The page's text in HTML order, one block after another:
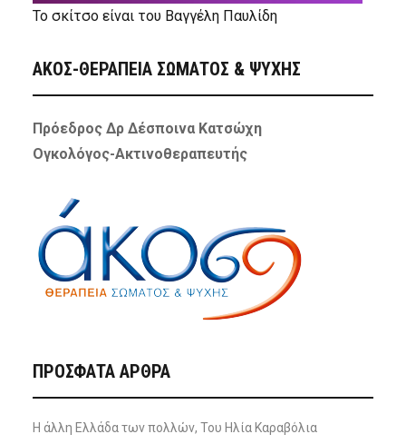
Το σκίτσο είναι του Βαγγέλη Παυλίδη
ΑΚΟΣ-ΘΕΡΑΠΕΙΑ ΣΩΜΑΤΟΣ & ΨΥΧΗΣ
Πρόεδρος Δρ Δέσποινα Κατσώχη
Ογκολόγος-Ακτινοθεραπευτής
ΠΡΌΣΦΑΤΑ ΆΡΘΡΑ
Η άλλη Ελλάδα των πολλών, Του Ηλία Καραβόλια